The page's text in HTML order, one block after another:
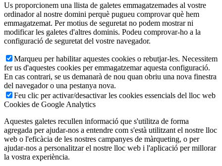
Us proporcionem una llista de galetes emmagatzemades al vostre
ordinador al nostre domini perquè pugueu comprovar què hem
emmagatzemat. Per motius de seguretat no podem mostrar ni
modificar les galetes d'altres dominis. Podeu comprovar-ho a la
configuració de seguretat del vostre navegador.
Marqueu per habilitar aquestes cookies o rebutjar-les. Necessitem
fer us d'aquestes cookies per emmagatzemar aquesta configuració.
En cas contrari, se us demanarà de nou quan obriu una nova finestra
del navegador o una pestanya nova.
Feu clic per activar/desactivar les cookies essencials del lloc web
Cookies de Google Analytics
Aquestes galetes recullen informació que s'utilitza de forma
agregada per ajudar-nos a entendre com s'està utilitzant el nostre lloc
web o l'eficàcia de les nostres campanyes de màrqueting, o per
ajudar-nos a personalitzar el nostre lloc web i l'aplicació per millorar
la vostra experiència.